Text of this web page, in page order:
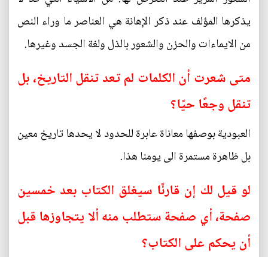
يذكرها المؤلف عند ذكر الإهانة هي العناصر ما وراء النص
من الايماءات والحزن والشعور بالذل ولغة الجسد وغيرها.
متى شعرت أن الكلمات لم تعد تنقل التاريخ، بل
تنقل وجعًا حيًا؟
العبودية بوصفها معاناة عابرة للحدود لا يحدها تاريخ معين
بل ظاهرة مستمرة الى يومنا هذا.
لو قيل لك إن قارئًا سيغلق الكتاب بعد خمسين
صفحة، أي صفحة ستطلب منه ألا يتجاوزها قبل
أن يحكم على الكتاب؟